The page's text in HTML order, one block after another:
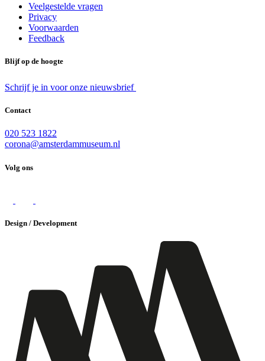
Veelgestelde vragen
Privacy
Voorwaarden
Feedback
Blijf op de hoogte
Schrijf je in voor onze nieuwsbrief
Contact
020 523 1822
corona@amsterdammuseum.nl
Volg ons
Design / Development